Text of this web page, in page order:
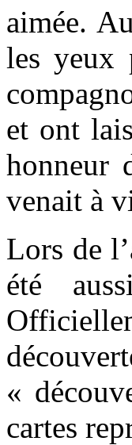
aimée.
les yeux
et ont
honneur
venait à
Lors de
été
«
cartes